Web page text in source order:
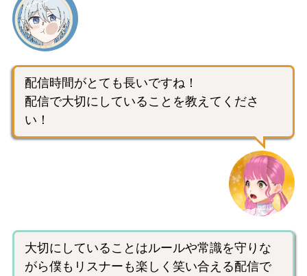
配信時間がとても長いですね！
配信で大切にしていることを教えてくださ
い！
大切にしていることはルールや常識を守りな
がら僕もリスナーも楽しく笑い合える配信で